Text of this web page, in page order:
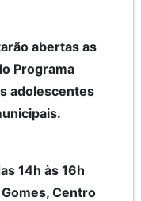
abertas as
Programa
adolescentes
14h às 16h
Centro